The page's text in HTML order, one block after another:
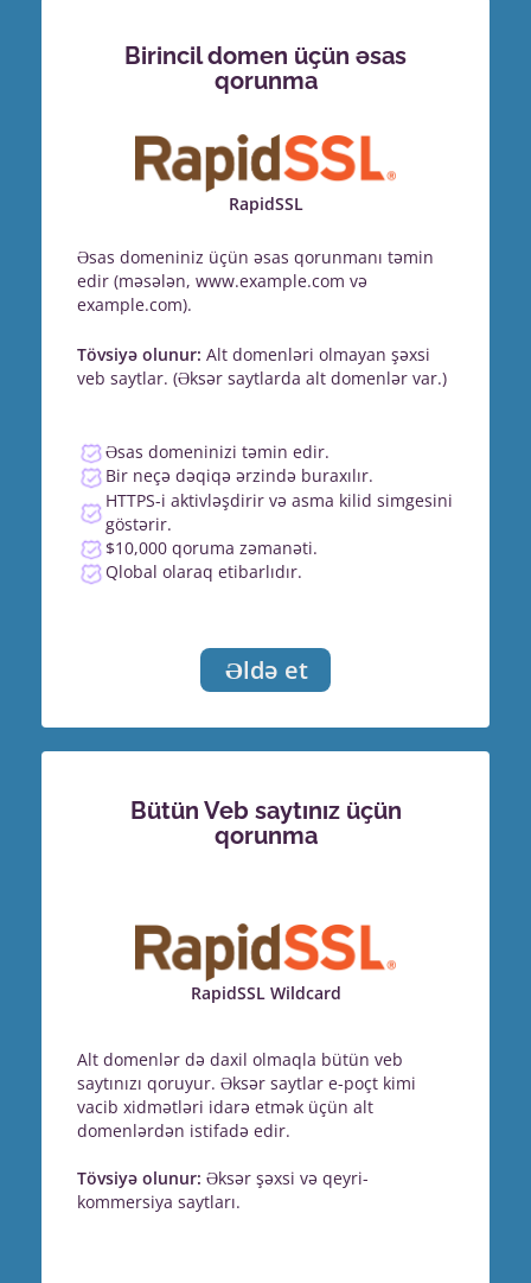
Birincil domen üçün əsas
qorunma
RapidSSL
Əsas domeniniz üçün əsas qorunmanı təmin
edir (məsələn, www.example.com və
example.com).
Tövsiyə olunur: Alt domenləri olmayan şəxsi
veb saytlar. (Əksər saytlarda alt domenlər var.)
Əsas domeninizi təmin edir.
Bir neçə dəqiqə ərzində buraxılır.
HTTPS-i aktivləşdirir və asma kilid simgesini
göstərir.
$10,000 qoruma zəmanəti.
Qlobal olaraq etibarlıdır.
Əldə et
Bütün Veb saytınız üçün
qorunma
RapidSSL Wildcard
Alt domenlər də daxil olmaqla bütün veb
saytınızı qoruyur. Əksər saytlar e-poçt kimi
vacib xidmətləri idarə etmək üçün alt
domenlərdən istifadə edir.
Tövsiyə olunur: Əksər şəxsi və qeyri-
kommersiya saytları.